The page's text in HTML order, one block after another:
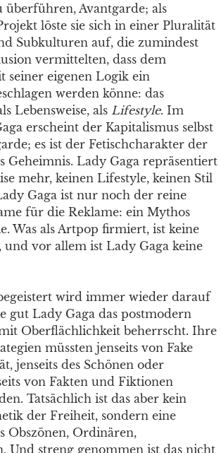
überführen, Avantgarde; als
löste sie sich in einer Pluralität
Subkulturen auf, die zumindest
vermittelten, dass dem
seiner eigenen Logik ein
werden könne: das
Lebensweise, als Lifestyle. Im
erscheint der Kapitalismus selbst
es ist der Fetischcharakter der
Geheimnis. Lady Gaga repräsentiert
mehr, keinen Lifestyle, keinen Stil
Gaga ist nur noch der reine
für die Reklame: ein Mythos
Was als Artpop firmiert, ist keine
und vor allem ist Lady Gaga keine
wird immer wieder darauf
gut Lady Gaga das postmodern
Oberflächlichkeit beherrscht. Ihre
müssten jenseits von Fake
jenseits des Schönen oder
von Fakten und Fiktionen
Tatsächlich ist das aber kein
der Freiheit, sondern eine
Obszönen, Ordinären,
Und streng genommen ist das nicht